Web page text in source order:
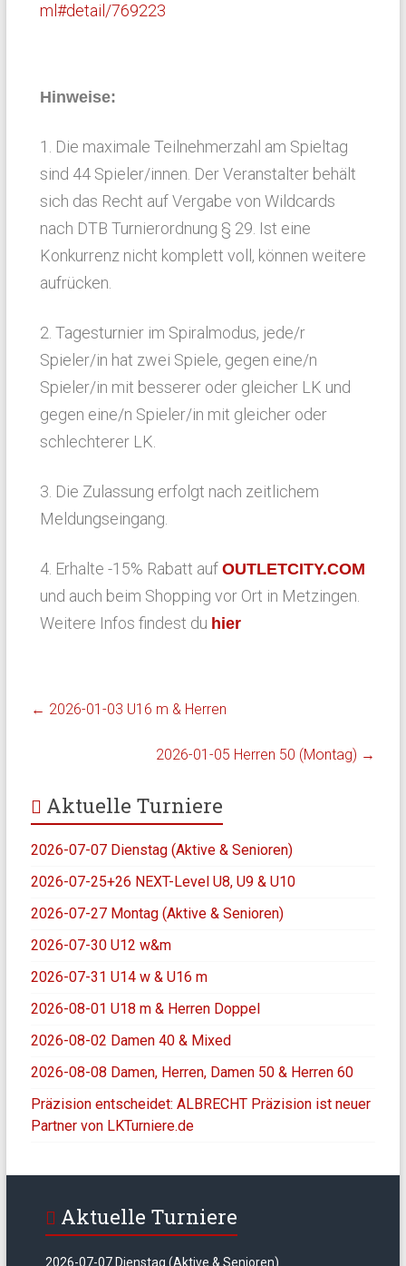
ml#detail/769223
Hinweise:
1. Die maximale Teilnehmerzahl am Spieltag
sind 44 Spieler/innen. Der Veranstalter behält
sich das Recht auf Vergabe von Wildcards
nach DTB Turnierordnung § 29. Ist eine
Konkurrenz nicht komplett voll, können weitere
aufrücken.
2. Tagesturnier im Spiralmodus, jede/r
Spieler/in hat zwei Spiele, gegen eine/n
Spieler/in mit besserer oder gleicher LK und
gegen eine/n Spieler/in mit gleicher oder
schlechterer LK.
3. Die Zulassung erfolgt nach zeitlichem
Meldungseingang.
4. Erhalte -15% Rabatt auf OUTLETCITY.COM
und auch beim Shopping vor Ort in Metzingen.
Weitere Infos findest du hier
← 2026-01-03 U16 m & Herren
2026-01-05 Herren 50 (Montag) →
Aktuelle Turniere
2026-07-07 Dienstag (Aktive & Senioren)
2026-07-25+26 NEXT-Level U8, U9 & U10
2026-07-27 Montag (Aktive & Senioren)
2026-07-30 U12 w&m
2026-07-31 U14 w & U16 m
2026-08-01 U18 m & Herren Doppel
2026-08-02 Damen 40 & Mixed
2026-08-08 Damen, Herren, Damen 50 & Herren 60
Präzision entscheidet: ALBRECHT Präzision ist neuer
Partner von LKTurniere.de
Aktuelle Turniere
2026-07-07 Dienstag (Aktive & Senioren)